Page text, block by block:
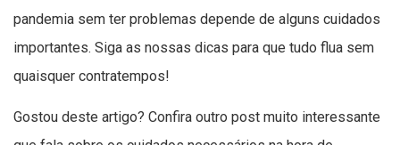
pandemia sem ter problemas depende de alguns cuidados
importantes. Siga as nossas dicas para que tudo flua sem
quaisquer contratempos!
Gostou deste artigo? Confira outro post muito interessante